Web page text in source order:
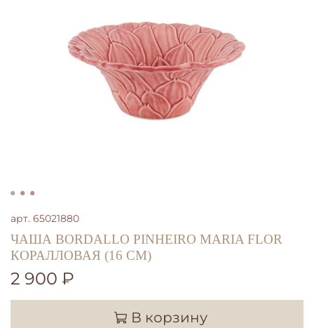
арт. 65021880
ЧАША BORDALLO PINHEIRO MARIA FLOR
КОРАЛЛОВАЯ (16 СМ)
2 900 ₽
В корзину